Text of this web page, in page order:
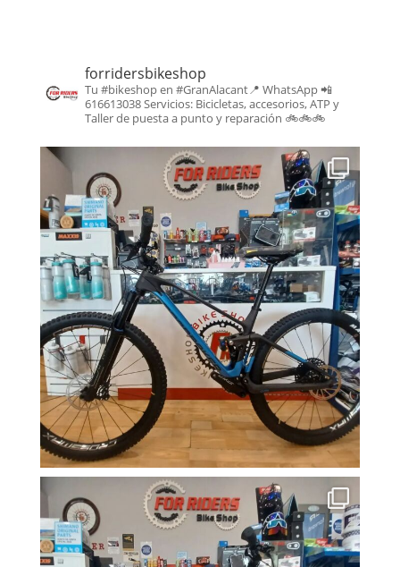
forridersbikeshop
Tu #bikeshop en #GranAlacant📍 WhatsApp 📲
616613038Servicios: Bicicletas, accesorios, ATP y
Taller de puesta a punto y reparación 🚲🚲🚲